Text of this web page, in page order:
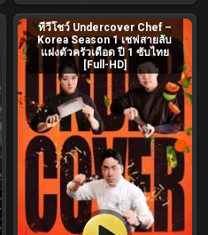
ทีวีโชว์ Undercover Chef –
Korea Season 1 เชฟสายลับ
แฝงตัวครัวเดือด ปี 1 ซับไทย
[Full-HD]